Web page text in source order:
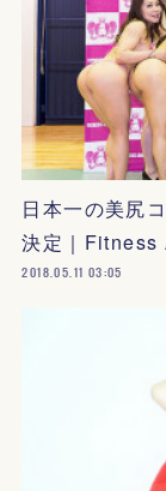
日本一の美尻
決定｜
2018.05.11 03:05